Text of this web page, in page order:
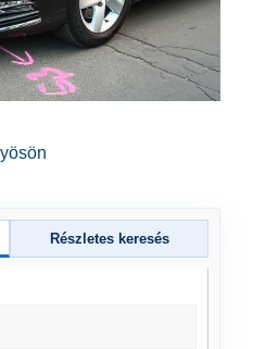
Részletes keresés